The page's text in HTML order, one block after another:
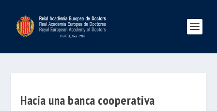
Hacia una banca cooperativa